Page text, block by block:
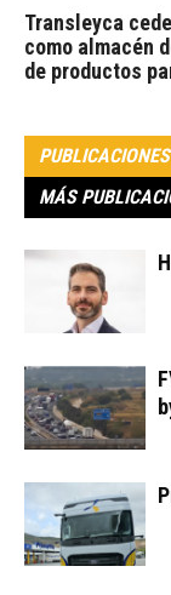
Transleyca
como almacén
de productos
MÁS